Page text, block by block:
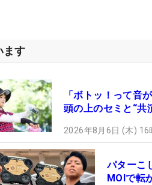
ます
「ボトッ！って
頭の上のセミと“共
2026年8月6日 (木) 16
パターこ
MOIで転